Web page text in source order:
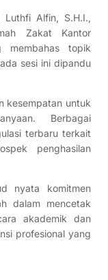
Luthfi Alfin, S.H.I.,
Zakat Kantor
membahas topik
sesi ini dipandu
kesempatan untuk
Berbagai
terbaru terkait
penghasilan
nyata komitmen
dalam mencetak
akademik dan
profesional yang